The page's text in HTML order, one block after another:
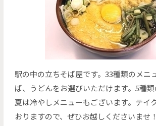
駅の中の立ちそば屋です。33種類のメニ
ば、うどんをお選びいただけます。5種類
夏は冷やしメニューもございます。テイ
おりますので、ぜひお越しくださいませ！